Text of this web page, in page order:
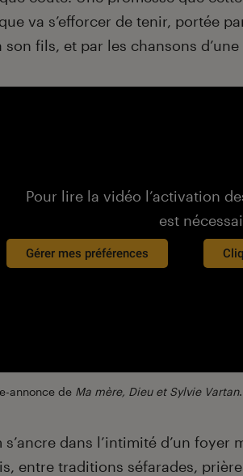
va s’efforcer de tenir, portée
son fils, et par les chansons
Pour lire la vidéo l’activation
est
Gérer mes préférences
annonce de Ma mère, Dieu et Sylvie Vartan.
s’ancre dans l’intimité d’un foyer
entre traditions séfarades,